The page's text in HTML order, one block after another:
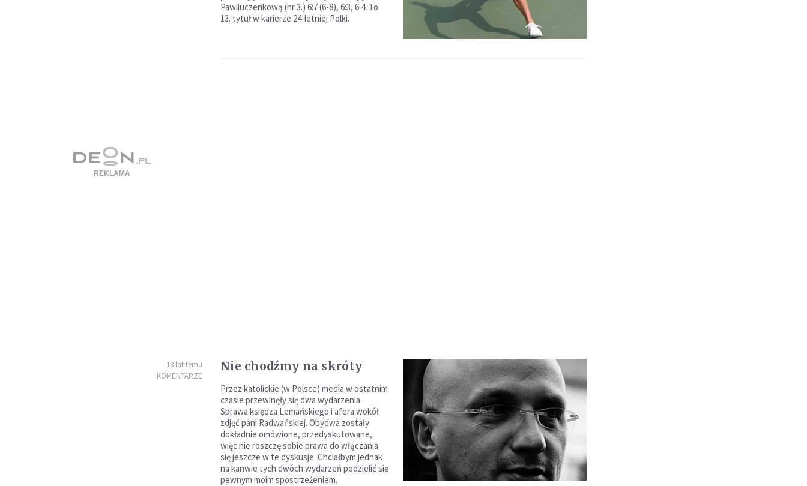
Pawliuczenkową (nr 3.) 6:7 (6-8), 6:3, 6:4. To
13. tytuł w karierze 24-letniej Polki.
13 lat temu
KOMENTARZE
Nie chodźmy na skróty
Przez katolickie (w Polsce) media w ostatnim
czasie przewinęły się dwa wydarzenia.
Sprawa księdza Lemańskiego i afera wokół
zdjęć pani Radwańskiej. Obydwa zostały
dokładnie omówione, przedyskutowane,
więc nie roszczę sobie prawa do włączania
się jeszcze w te dyskusje. Chciałbym jednak
na kanwie tych dwóch wydarzeń podzielić się
pewnym moim spostrzeżeniem.